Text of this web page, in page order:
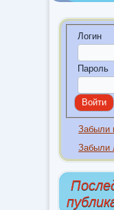
Логин
Пароль
Забыли
Забыли